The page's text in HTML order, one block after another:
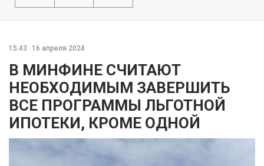
15:43 16 апреля 2024
В МИНФИНЕ СЧИТАЮТ
НЕОБХОДИМЫМ ЗАВЕРШИТЬ
ВСЕ ПРОГРАММЫ ЛЬГОТНОЙ
ИПОТЕКИ, КРОМЕ ОДНОЙ